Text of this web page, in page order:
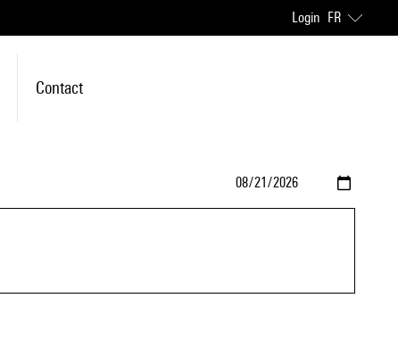
Login FR
Contact